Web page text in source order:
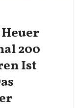
Heuer
200
Ist